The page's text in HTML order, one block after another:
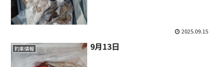
2025.09.15
釣果情報 9月13日